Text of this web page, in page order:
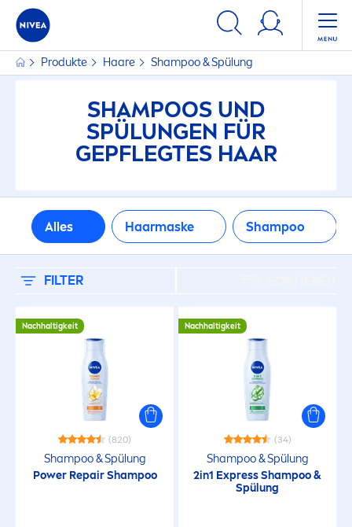
Produkte Haare Shampoo & Spülung
SHAMPOOS UND
SPÜLUNGEN FÜR
GEPFLEGTES HAAR
Alles Haarmaske Shampoo
FILTER
FILTER
HAARTYP
Alle Haartypen
Blondes Haar
Braunes Haar
Dickes Haar
Langes Haar
Strapaziertes Haar
Nachhaltigkeit
(820)
Shampoo & Spülung
Power RepairShampoo
Nachhaltigkeit
(34)
Shampoo & Spülung
2in1 Express Shampoo &
Spülung